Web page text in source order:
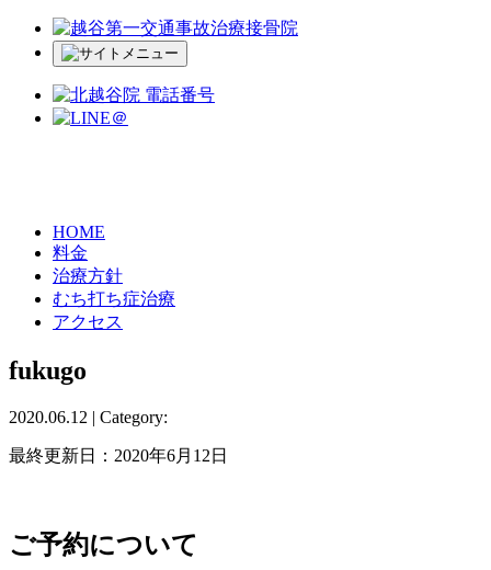
HOME
料金
治療方針
むち打ち症治療
アクセス
fukugo
2020.06.12 | Category:
最終更新日： 2020年6月12日
ご予約について